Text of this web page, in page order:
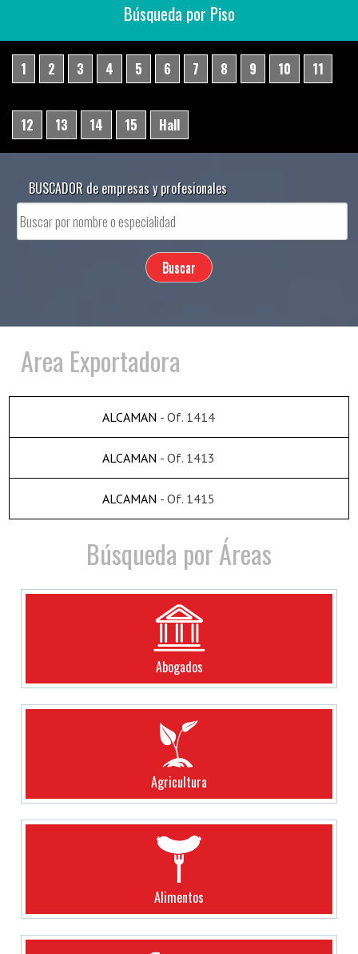
Búsqueda por Piso
1 2 3 4 5 6 7 8 9 10 11
12 13 14 15 Hall
BUSCADOR de empresas y profesionales
Area Exportadora
ALCAMAN - Of. 1414
ALCAMAN - Of. 1413
ALCAMAN - Of. 1415
Búsqueda por Áreas
Abogados
Agricultura
Alimentos